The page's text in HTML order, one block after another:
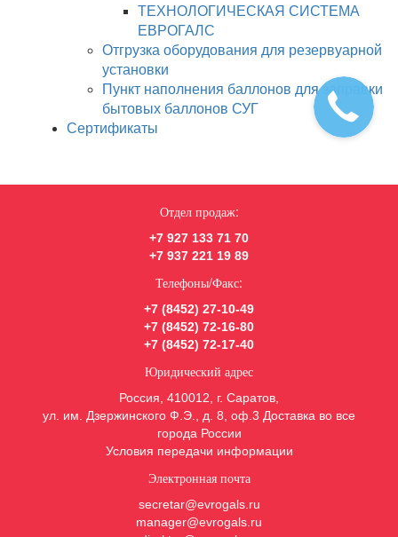
ТЕХНОЛОГИЧЕСКАЯ СИСТЕМА
ЕВРОГАЛС
Отгрузка оборудования для резервуарной
установки
Пункт наполнения баллонов для заправки
бытовых баллонов СУГ
Сертификаты
Отдел продаж:
+7 927 133 71 70
+7 937 221 19 89
Телефоны/Факс:
+7 (8452) 27-10-49
+7 (8452) 72-16-80
+7 (8452) 72-17-40
Юридический адрес
Россия, 410012, г. Саратов,
ул. им. Дзержинского Ф.Э., д. 8, оф.3 Доставка во все
города России
Условия передачи информации
Электронная почта
secretar@evrogals.ru
manager@evrogals.ru